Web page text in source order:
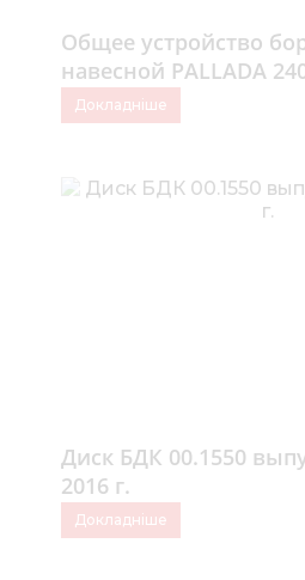
Общее устройство
навесной PALLADA
до 2016 г.
Докладніше
Диск БДК 00.1550
2016 г.
Докладніше